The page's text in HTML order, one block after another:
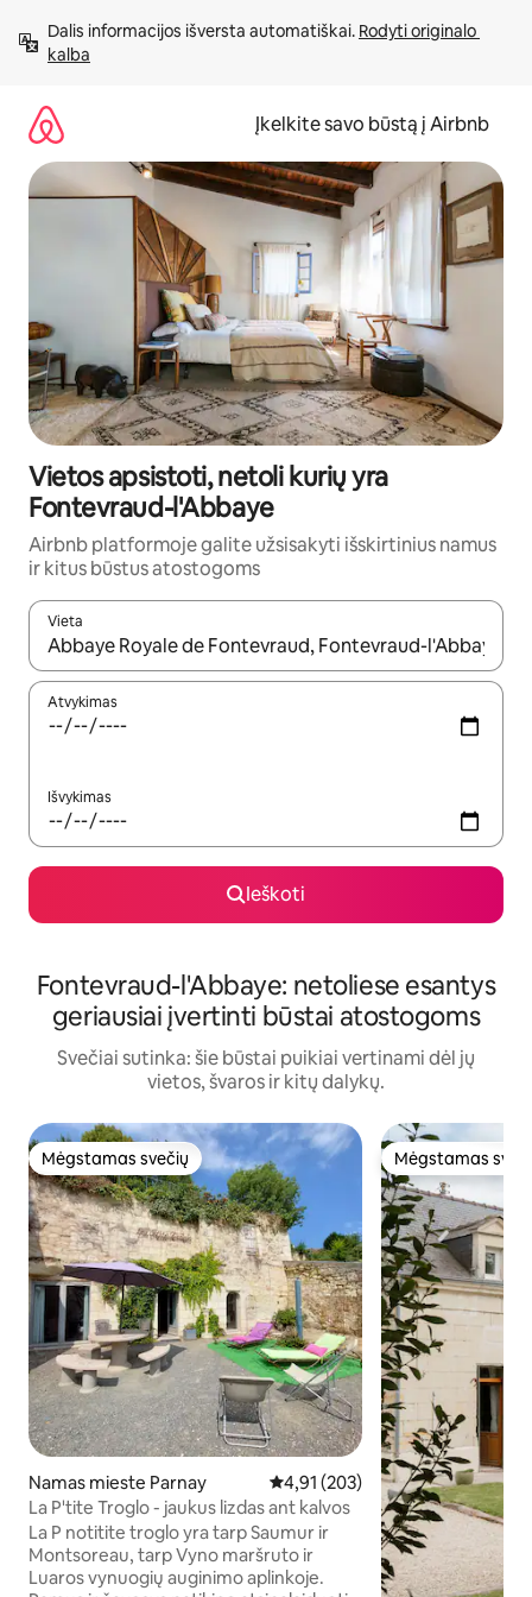
prie
turinio
Dalis informacijos išversta automatiškai. Rodyti originalo
kalba
Įkelkite savo būstą į Airbnb
Vietos apsistoti, netoli kurių yra
Fontevraud-l'Abbaye
Airbnb platformoje galite užsisakyti išskirtinius namus
ir kitus būstus atostogoms
Vieta
Kai pasirodys paieškos rezultatai, juos naršyti galite
Atvykimas
Išvykimas
Ieškoti
Fontevraud-l'Abbaye: netoliese esantys
geriausiai įvertinti būstai atostogoms
Svečiai sutinka: šie būstai puikiai vertinami dėl jų
vietos, švaros ir kitų dalykų.
Mėgstamas svečių
Mėgstamas svečių
Namas mieste Parnay Vidutinis įvertinimas: 4,91 iš 5,
4,91 (203)
La P'tite Troglo - jaukus lizdas ant kalvos
La P notitite troglo yra tarp Saumur ir
Montsoreau, tarp Vyno maršruto ir
Luaros vynuogių auginimo aplinkoje.
Mėgstamas
Mėgstamas